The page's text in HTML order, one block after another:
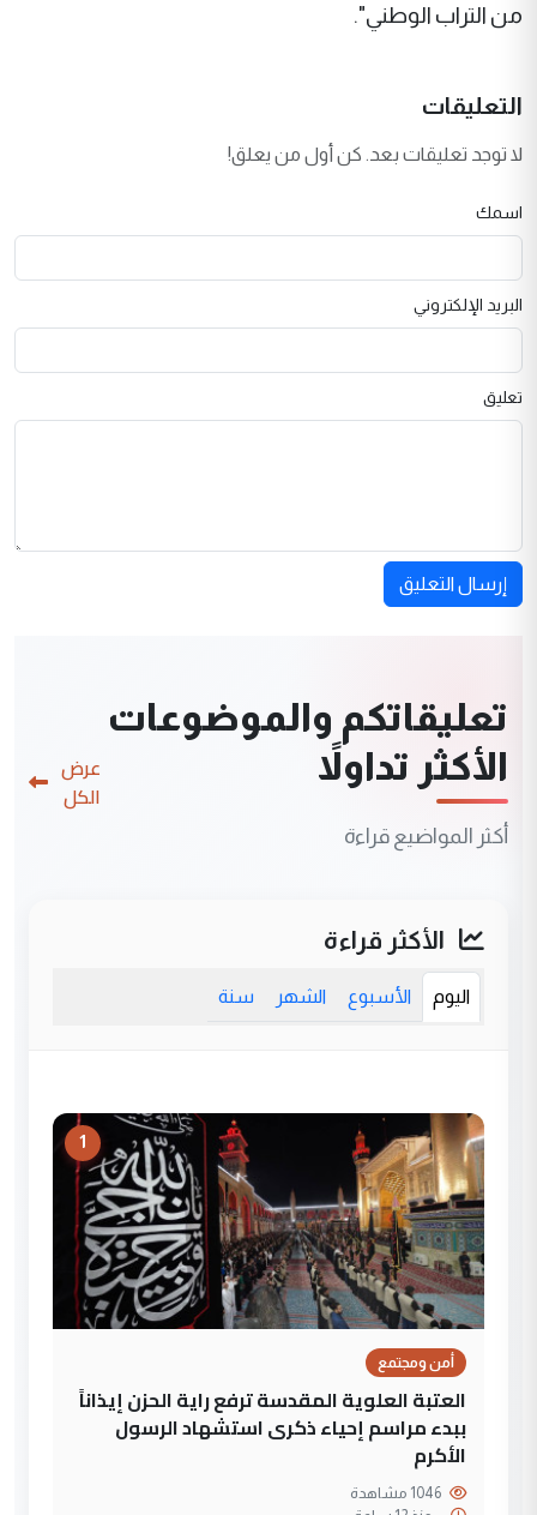
من التراب الوطني".
التعليقات
لا توجد تعليقات بعد. كن أول من يعلق!
اسمك
البريد الإلكتروني
تعليق
إرسال التعليق
تعليقاتكم والموضوعات
الأكثر تداولاً
أكثر المواضيع قراءة
عرض
الكل
الأكثر قراءة
اليوم الأسبوع الشهر سنة
1
أمن ومجتمع
العتبة العلوية المقدسة ترفع راية الحزن إيذاناً
ببدء مراسم إحياء ذكرى استشهاد الرسول
الأكرم